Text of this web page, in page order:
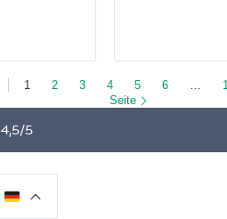
1 2 3 4 5 6 …
Seite
4,5/5